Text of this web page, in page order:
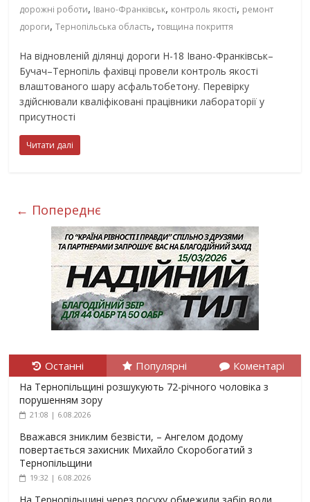
дорожні роботи, Івано-Франківськ, контроль якості, ремонт
дороги,Тернопільська область,товщина покриття
На відновленій ділянці дороги Н-18 Івано-Франківськ–
Бучач–Тернопіль фахівці провели контроль якості
влаштованого шару асфальтобетону. Перевірку
здійснювали кваліфіковані працівники лабораторії у
присутності
Читати далі
← Попереднє
Останні Популярні Коментарі
На Тернопільщині розшукують 72-річного чоловіка з
порушенням зору
21:08 | 6.08.2026
Вважався зниклим безвісти, – Ангелом додому
повертається захисник Михайло Скоробогатий з
Тернопільщини
19:32 | 6.08.2026